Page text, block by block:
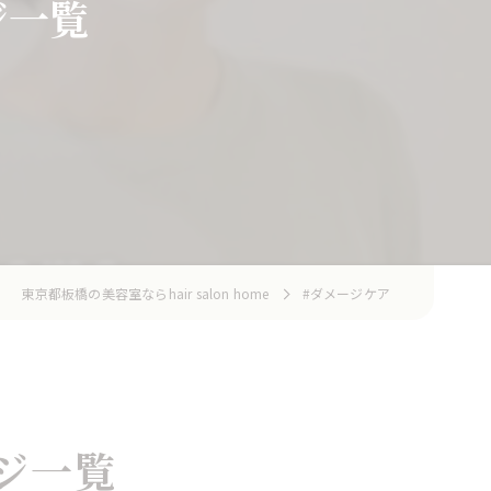
覧
東京都板橋の美容室ならhair salon home #ダメージケア
一覧